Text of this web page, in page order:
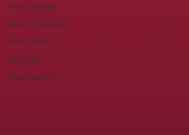
lena.literatur
lena.unterwegs
lena.kocht
lena.lebt
lena.coacht